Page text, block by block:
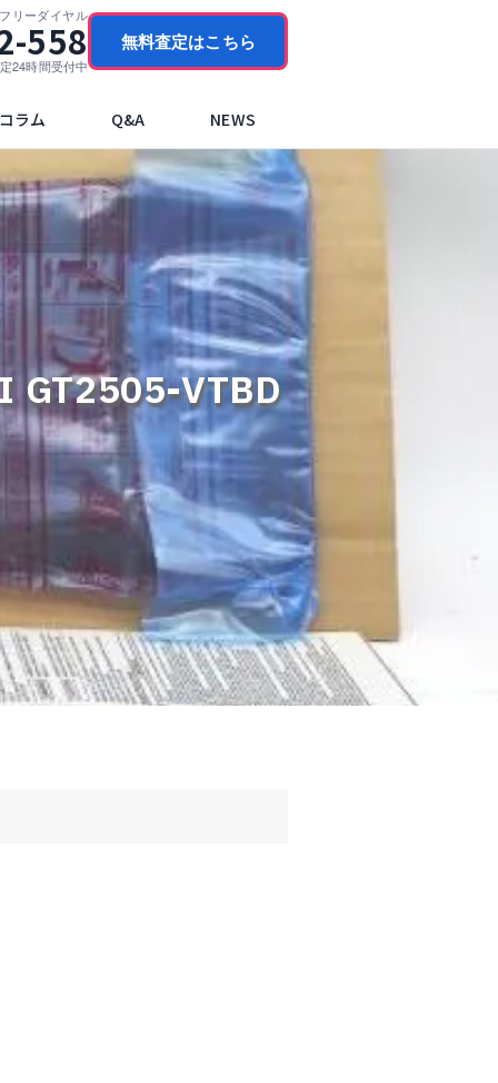
リーダイヤル
558
24時間受付中
無料査定はこちら
コラム Q&A NEWS
GT2505-VTBD